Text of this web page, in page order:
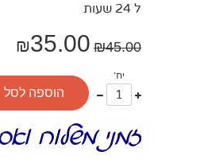
ל 24 שעות
₪45.00
₪35.00
יח'
עוד
אחד
פחות
אחד
הוספה לסל
זמני משלוח